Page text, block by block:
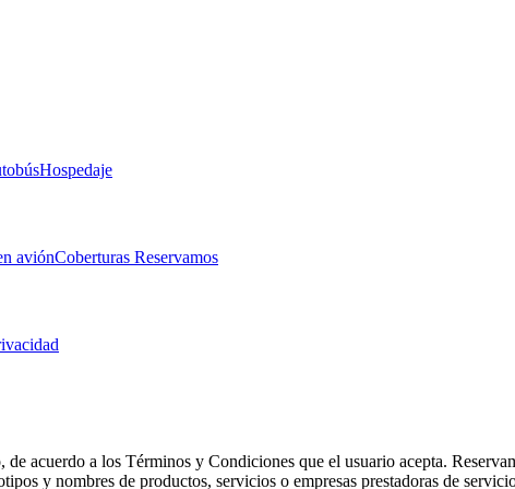
Hospedaje
aviónCoberturas Reservamos
acuerdo a los Términos y Condiciones que el usuario acepta.
y nombres de productos, servicios o empresas prestadoras de